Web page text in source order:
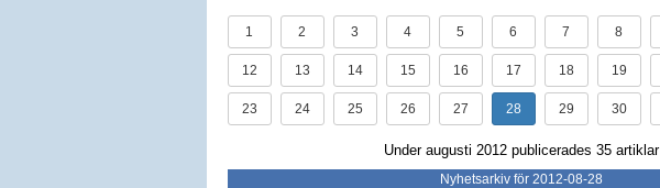
1 2 3 4 5 6 7 8
12 13 14 15 16 17 18 19
23 24 25 26 27 28 29 30
Under augusti 2012 publicerades 35 artiklar
Nyhetsarkiv för 2012-08-28